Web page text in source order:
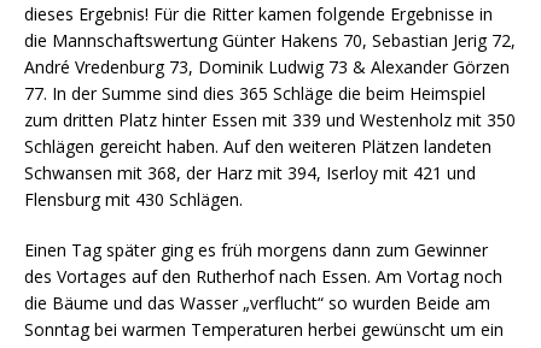
dieses Ergebnis! Für die Ritter kamen folgende Ergebnisse in
die Mannschaftswertung Günter Hakens 70, Sebastian Jerig 72,
André Vredenburg 73, Dominik Ludwig 73 & Alexander Görzen
77. In der Summe sind dies 365 Schläge die beim Heimspiel
zum dritten Platz hinter Essen mit 339 und Westenholz mit 350
Schlägen gereicht haben. Auf den weiteren Plätzen landeten
Schwansen mit 368, der Harz mit 394, Iserloy mit 421 und
Flensburg mit 430 Schlägen.
Einen Tag später ging es früh morgens dann zum Gewinner
des Vortages auf den Rutherhof nach Essen. Am Vortag noch
die Bäume und das Wasser „verflucht“ so wurden Beide am
Sonntag bei warmen Temperaturen herbei gewünscht um ein